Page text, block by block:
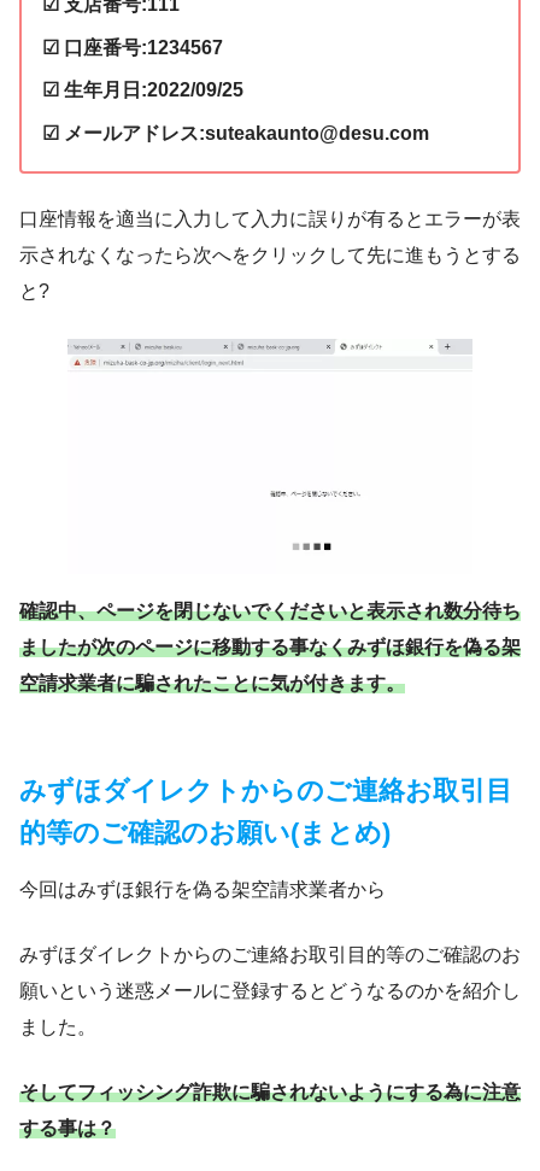
☑ 支店番号:111
☑ 口座番号:1234567
☑ 生年月日:2022/09/25
☑ メールアドレス:suteakaunto@desu.com
口座情報を適当に入力して入力に誤りが有るとエラーが表
示されなくなったら次へをクリックして先に進もうとする
と?
確認中、ページを閉じないでくださいと表示され数分待ち
ましたが次のページに移動する事なくみずほ銀行を偽る架
空請求業者に騙されたことに気が付きます。
みずほダイレクトからのご連絡お取引目
的等のご確認のお願い(まとめ)
今回はみずほ銀行を偽る架空請求業者から
みずほダイレクトからのご連絡お取引目的等のご確認のお
願いという迷惑メールに登録するとどうなるのかを紹介し
ました。
そしてフィッシング詐欺に騙されないようにする為に注意
する事は？